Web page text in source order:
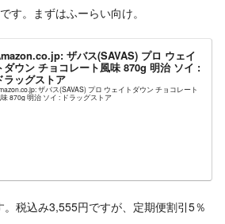
す。まずはふーらい向け。
ザバス(SAVAS) プロ ウェイ
ダウン チョコレート風味 870g 明治 ソイ :
ラッグストア
ザバス(SAVAS) プロ ウェイトダウン チョコレート
味 870g 明治 ソイ : ドラッグストア
税込み3,555円ですが、定期便割引5％